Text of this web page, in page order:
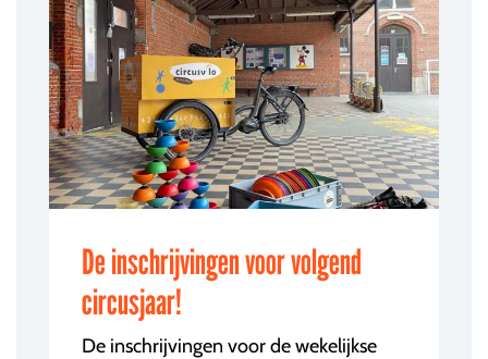
De inschrijvingen voor volgend
circusjaar!
De inschrijvingen voor de wekelijkse